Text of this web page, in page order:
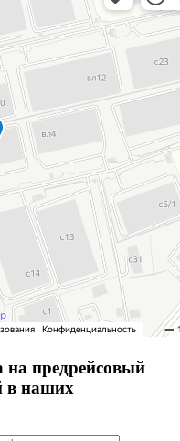
на предрейсовый
в наших